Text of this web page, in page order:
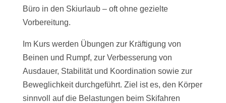
Büro in den Skiurlaub – oft ohne gezielte
Vorbereitung.
Im Kurs werden Übungen zur Kräftigung von
Beinen und Rumpf, zur Verbesserung von
Ausdauer, Stabilität und Koordination sowie zur
Beweglichkeit durchgeführt. Ziel ist es, den Körper
sinnvoll auf die Belastungen beim Skifahren